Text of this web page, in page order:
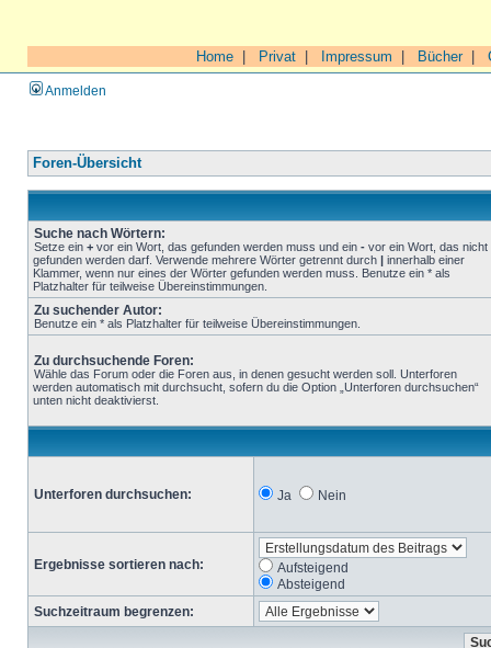
Home Privat Impressum Bücher|
Anmelden
Foren-Übersicht
Suche nach Wörtern:
Setze ein + vor ein Wort, das gefunden werden muss und ein - vor ein Wort, das nicht
gefunden werden darf. Verwende mehrere Wörter getrennt durch | innerhalb einer
Klammer, wenn nur eines der Wörter gefunden werden muss. Benutze ein * als
Platzhalter für teilweise Übereinstimmungen.
Zu suchender Autor:
Benutze ein * als Platzhalter für teilweise Übereinstimmungen.
Zu durchsuchende Foren:
Wähle das Forum oder die Foren aus, in denen gesucht werden soll. Unterforen
werden automatisch mit durchsucht, sofern du die Option „Unterforen durchsuchen“
unten nicht deaktivierst.
Unterforen durchsuchen: Ja Nein
Ergebnisse sortieren nach:
Aufsteigend
Absteigend
Suchzeitraum begrenzen: